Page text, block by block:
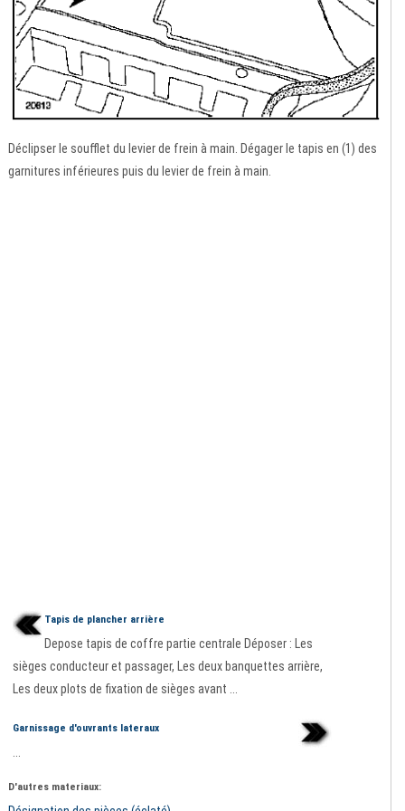
Déclipser le soufflet du levier de frein à main. Dégager le tapis en (1) des
garnitures inférieures puis du levier de frein à main.
Tapis de plancher arrière
Depose tapis de coffre partie centrale Déposer : Les
sièges conducteur et passager, Les deux banquettes arrière,
Les deux plots de fixation de sièges avant ...
Garnissage d'ouvrants lateraux
D'autres materiaux: